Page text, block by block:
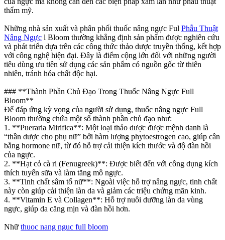
thẩm mỹ.
Những nhà sản xuất và phân phối thuốc nâng ngực Ful Phẫu Thuật
Nâng Ngực l Bloom thường khẳng định sản phẩm được nghiên cứu
và phát triển dựa trên các công thức thảo dược truyền thống, kết hợp
với công nghệ hiện đại. Đây là điểm cộng lớn đối với những người
tiêu dùng ưu tiên sử dụng các sản phẩm có nguồn gốc từ thiên
nhiên, tránh hóa chất độc hại.
### **Thành Phần Chủ Đạo Trong Thuốc Nâng Ngực Full
Bloom**
Để đáp ứng kỳ vọng của người sử dụng, thuốc nâng ngực Full
Bloom thường chứa một số thành phần chủ đạo như:
1. **Pueraria Mirifica**: Một loại thảo dược được mệnh danh là
“thần dược cho phụ nữ” bởi hàm lượng phytoestrogen cao, giúp cân
bằng hormone nữ, từ đó hỗ trợ cải thiện kích thước và độ đàn hồi
của ngực.
2. **Hạt cỏ cà ri (Fenugreek)**: Được biết đến với công dụng kích
thích tuyến sữa và làm tăng mô ngực.
3. **Tinh chất sâm tố nữ**: Ngoài việc hỗ trợ nâng ngực, tinh chất
này còn giúp cải thiện làn da và giảm các triệu chứng mãn kinh.
4. **Vitamin E và Collagen**: Hỗ trợ nuôi dưỡng làn da vùng
ngực, giúp da căng mịn và đàn hồi hơn.
Nhữ thuoc nang nguc full bloom